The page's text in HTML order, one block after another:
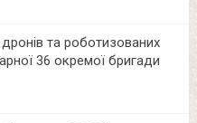
та роботизованих
36 окремої бригади